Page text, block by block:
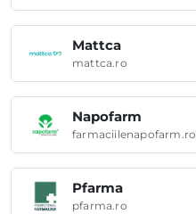
Mattca
mattca.ro
Napofarm
farmaciilenapofarm.ro
Pfarma
pfarma.ro